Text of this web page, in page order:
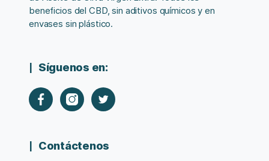
beneficios del CBD, sin aditivos químicos y en
envases sin plástico.
Síguenos en:
Contáctenos